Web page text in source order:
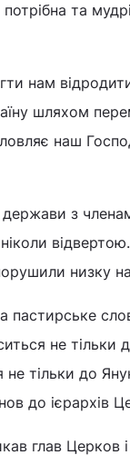
та
нам
шляхом
наш
з
низку
пастирське
не
тільки до
до ієрархів
глав Церков